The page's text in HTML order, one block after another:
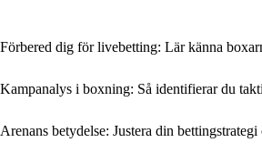
Förbered dig för livebetting: Lär känna
Kampanalys i boxning: Så identifierar du
Arenans betydelse: Justera din